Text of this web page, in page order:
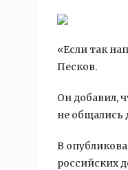
«Если так
Песков.
Он добавил,
не общались
В
российских